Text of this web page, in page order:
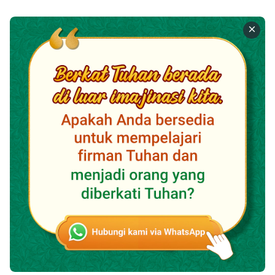
sebuah pabrik—mengoperasikan peralatan produksi
berukuran besar. Meskipun pekerjaannya melelahkan
dan berbahaya, aku senang menanggungnya, aku
sering mendengar ayahku berkata, "Tanpa kerja
keras, tidak ada keberhasilan." Penderitaan diperlukan
untuk menjalani kehidupan yang lebih baik.
Setelah bekerja selama beberapa tahun, kami telah
berhemat dan menabung untuk membangun rumah 3
lantai di ibu kota kabupaten, dan kehidupan menjadi
lebih baik. Menurut standar desa kami, kami sudah
termasuk kaya. Penduduk desa lainnya mengagumi
dan memandang kami, dan sering berkata, sambil
mengacungkan jempol, bahwa aku pekerja yang
cakap, perkataan yang sangat memuaskan